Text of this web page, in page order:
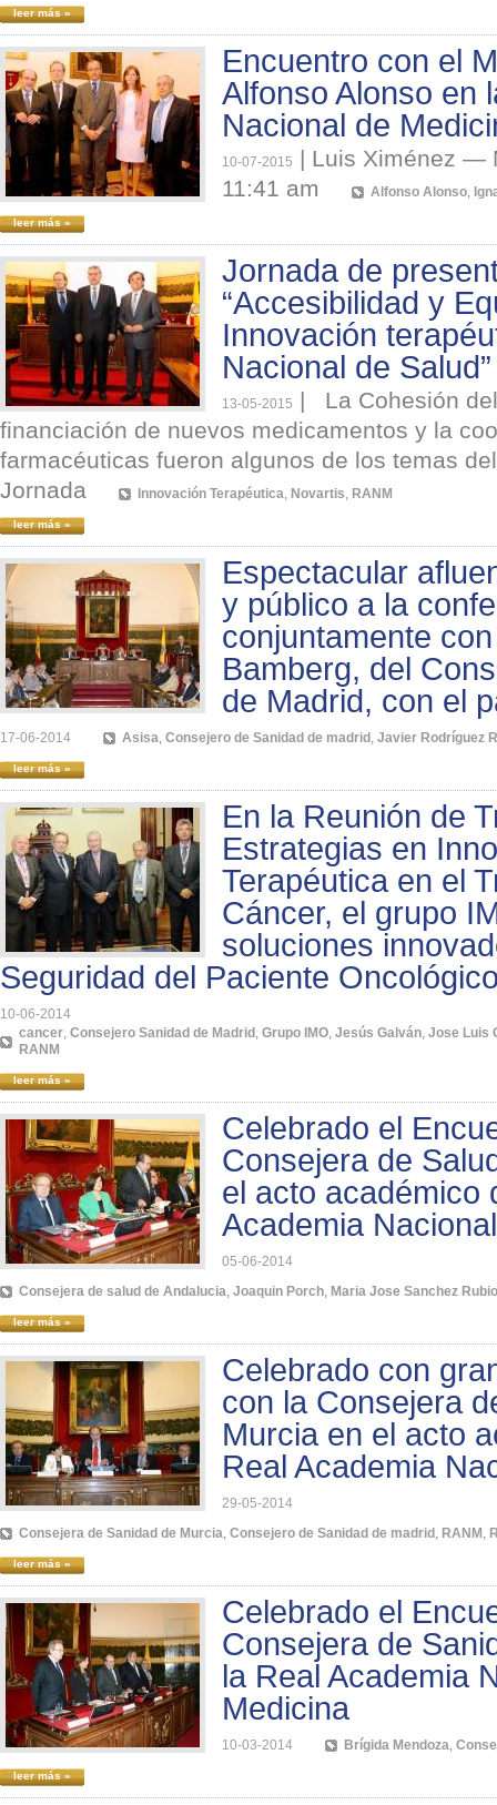
leer más »
Encuentro con el
Alfonso Alonso en
Nacional de
10-07-2015 | Luis Ximénez —
11:41 am
Alfonso Alonso,
leer más »
Jornada de
“Accesibilidad y
Innovación
Nacional de Salud”
13-05-2015 |
La Cohesión
financiación de nuevos medicamentos y la
farmacéuticas fueron algunos de los temas
Jornada
Innovación Terapéutica, Novartis, RANM
leer más »
Espectacular
y público a la
conjuntamente
Bamberg, del
de Madrid, con el
17-06-2014 Asisa, Consejero de Sanidad de madrid , Javier Rodríguez
leer más »
En la Reunión de
Estrategias en
Terapéutica en el
Cáncer, el grupo
soluciones
Seguridad del Paciente
10-06-2014
cancer, Consejero Sanidad de Madrid , Grupo IMO, Jesús Galván, Jose Luis
RANM
leer más »
Celebrado el
Consejera de
el acto académico
Academia
05-06-2014
Consejera de salud de Andalucia, Joaquin Porch, Maria Jose Sanchez Rubio
leer más »
Celebrado con
con la Consejera
Murcia en el acto
Real Academia
29-05-2014
Consejera de Sanidad de Murcia, Consejero de Sanidad de madrid , RANM ,
leer más »
Celebrado el
Consejera de
la Real Academia
Medicina
10-03-2014 Brígida Mendoza,
leer más »